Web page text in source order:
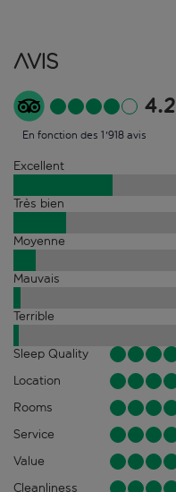
Avis
4.2
En fonction des 1'918 avis
Excellent
Très bien
Moyenne
Mauvais
Terrible
Sleep Quality
Location
Rooms
Service
Value
Cleanliness